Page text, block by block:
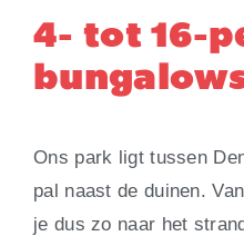
4- tot 16-
Ons park ligt tussen
pal naast de duinen.
je dus zo naar het